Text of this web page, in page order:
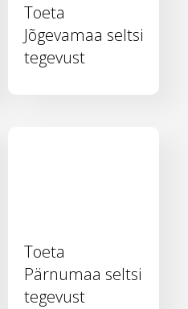
Toeta
Jõgevamaa seltsi
tegevust
Toeta
Pärnumaa seltsi
tegevust